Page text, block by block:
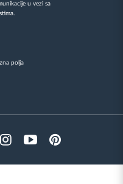
u vezi sa
polja
InstragramYoutubePinterest